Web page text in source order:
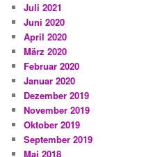
Juli 2021
Juni 2020
April 2020
März 2020
Februar 2020
Januar 2020
Dezember 2019
November 2019
Oktober 2019
September 2019
Mai 2018